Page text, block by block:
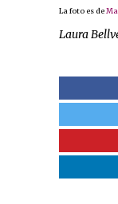
La foto es de
Laura